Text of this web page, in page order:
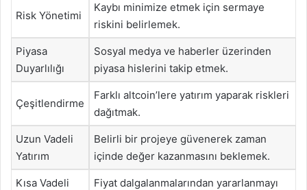
Risk Yönetimi
Kaybı minimize etmek için sermaye
riskini belirlemek.
Piyasa
Duyarlılığı
Sosyal medya ve haberler üzerinden
piyasa hislerini takip etmek.
Çeşitlendirme
Farklı altcoin’lere yatırım yaparak riskleri
dağıtmak.
Uzun Vadeli
Yatırım
Belirli bir projeye güvenerek zaman
içinde değer kazanmasını beklemek.
Kısa Vadeli
Fiyat dalgalanmalarından yararlanmayı